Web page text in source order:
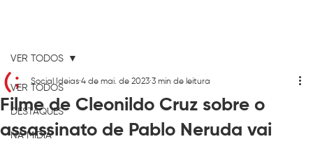
VER TODOS
DESTAQUES
NA MÍDIA
VER TODOS
Filme de Cleonildo Cruz sobre o
assassinato de Pablo Neruda vai
Social Ideias 4 de mai. de 2023 3 min de leitura